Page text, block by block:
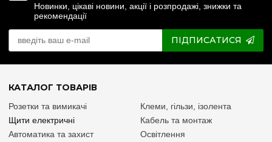
Новинки, цікаві новини, акції і розпродажі, знижки та
рекомендації
ПІДПИСАТИСЯ
КАТАЛОГ ТОВАРІВ
Розетки та вимикачі
Щити електричні
Автоматика та захист
Клеми, гільзи, ізолента
Кабель та монтаж
Освітлення